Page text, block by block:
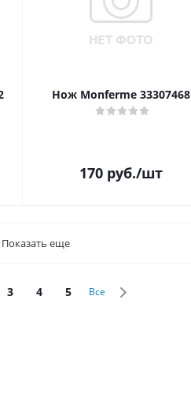
Нож Monferme 33307468
170руб./шт
Показать еще
3 4 5 Все